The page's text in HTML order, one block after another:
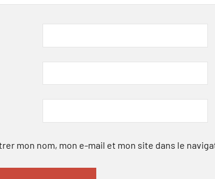
mon nom, mon e-mail et mon site dans le